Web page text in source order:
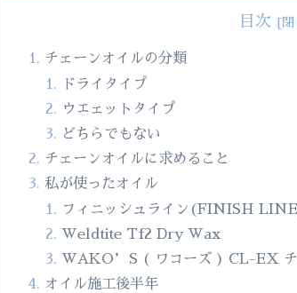
目次
チェーンオイルの分類
ドライタイプ
ウエェットタイプ
どちらでもない
チェーンオイルに求めること
私が使ったオイル
フィニッシュライン(FINISH
Weldtite Tf2 Dry Wax
WAKO’S ( ワコーズ ) CL-EX チ
オイル施工後半年